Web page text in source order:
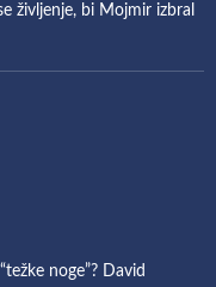
življenje, bi Mojmir izbral
noge”? David